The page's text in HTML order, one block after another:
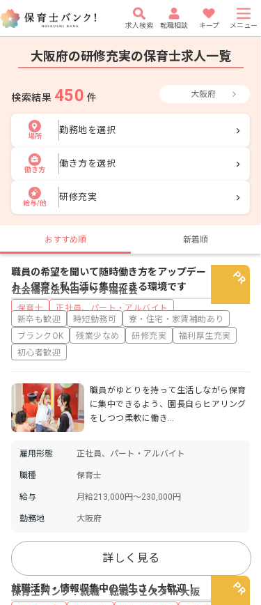
求人検索 転職相談 キープ メニュー
大阪府の研修充実の保育士求人一覧
検索結果 450 件 大阪府
場所
勤務地を選択
働き方
働き方を選択
給与/他
研修充実
おすすめ順 新着順
社会福祉法人ロザリオ福祉会
保育士 正社員、パート・アルバイト
職員の希望を聞いて随時働き方をアップデー
ト！保育と私生活に集中できる環境です
新卒も歓迎 時短勤務可
寮・住宅・家賃補助あり
ブランクOK
残業少なめ 研修充実
福利厚生充実
初心者歓迎
職員がゆとりを持って生活しながら保育
に集中できるよう、園長自らヒアリング
をしつつ柔軟に働き…
雇用形態 正社員、パート・アルバイト
職種 保育士
給与 月給213,000円～230,000円
勤務地 大阪府
詳しく見る
保育士バンク！就職・転職フェスタ in 大阪
就職活動・情報収集中の学生さん大歓迎！